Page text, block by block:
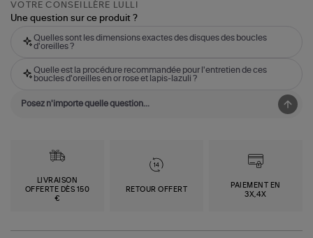
VOTRE CONSEILLÈRE LULLI
Une question sur ce produit ?
Quelles sont les dimensions exactes des disques des boucles
d'oreilles ?
Quelle est la procédure recommandée pour l'entretien de ces
boucles d'oreilles en or rose et lapis-lazuli ?
LIVRAISON
OFFERTE DÈS 150
€
RETOUR OFFERT
PAIEMENT EN
3X,4X